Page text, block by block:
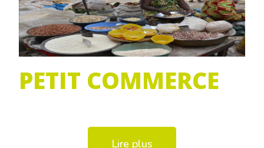
PETIT COMMERCE
Lire plus